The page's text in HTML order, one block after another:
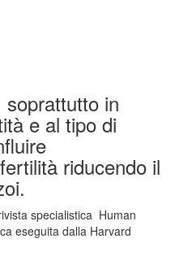
soprattutto in
e al tipo di
riducendo il
specialistica Human
eseguita dalla Harvard